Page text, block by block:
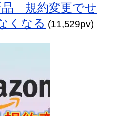
規約変更でせ
くなる (11,529pv)